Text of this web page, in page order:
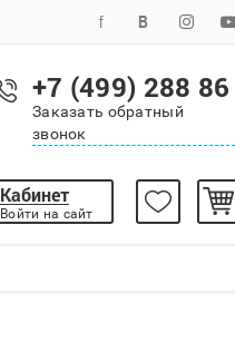
+7 (499) 288 86
Заказать обратный
звонок
Кабинет
Войти на сайт